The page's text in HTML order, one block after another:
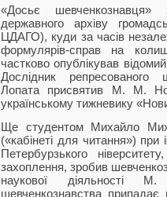
«Досьє шевченкознавця»
державного архіву
ЦДАГО), куди за часів
формулярів-справ на
частково опублікував
Дослідник репресованого
Лопата присвятив М. М.
українському тижневику
Ще студентом Михайло
(«кабінеті для читання») при
Петербурзького
захоплення, зробив
наукової діяльності
шевченкознавства